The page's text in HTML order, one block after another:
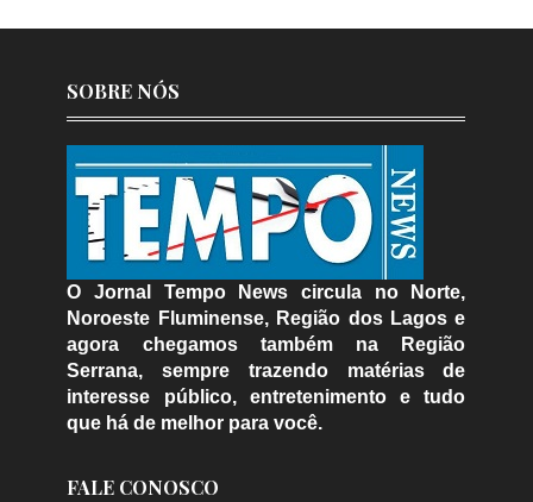
SOBRE NÓS
O Jornal Tempo News circula no Norte,
Noroeste Fluminense, Região dos Lagos e
agora chegamos também na Região
Serrana, sempre trazendo matérias de
interesse público, entretenimento e tudo
que há de melhor para você.
FALE CONOSCO